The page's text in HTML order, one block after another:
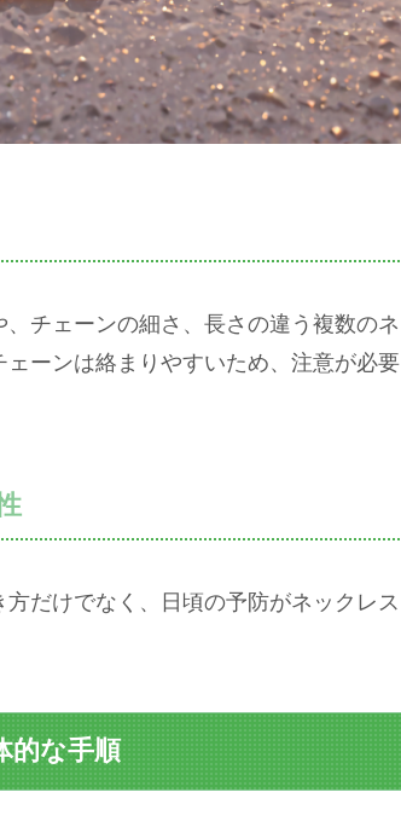
チェーンの細さ、長さの違う複数のネ
ーンは絡まりやすいため、注意が必要
だけでなく、日頃の予防がネックレス
的な手順